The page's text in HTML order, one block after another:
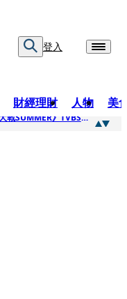
登入
財經理財 人物 美
邊看偶像邊拚韓國行 《2026 SBS歌謠大戰SUMMER》TVBS直播祭追星福利